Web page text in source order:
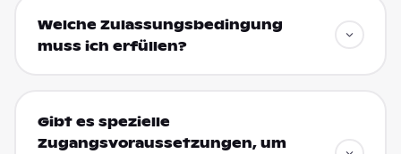
Welche Zulassungsbedingung
muss ich erfüllen?
Gibt es spezielle
Zugangsvoraussetzungen, um